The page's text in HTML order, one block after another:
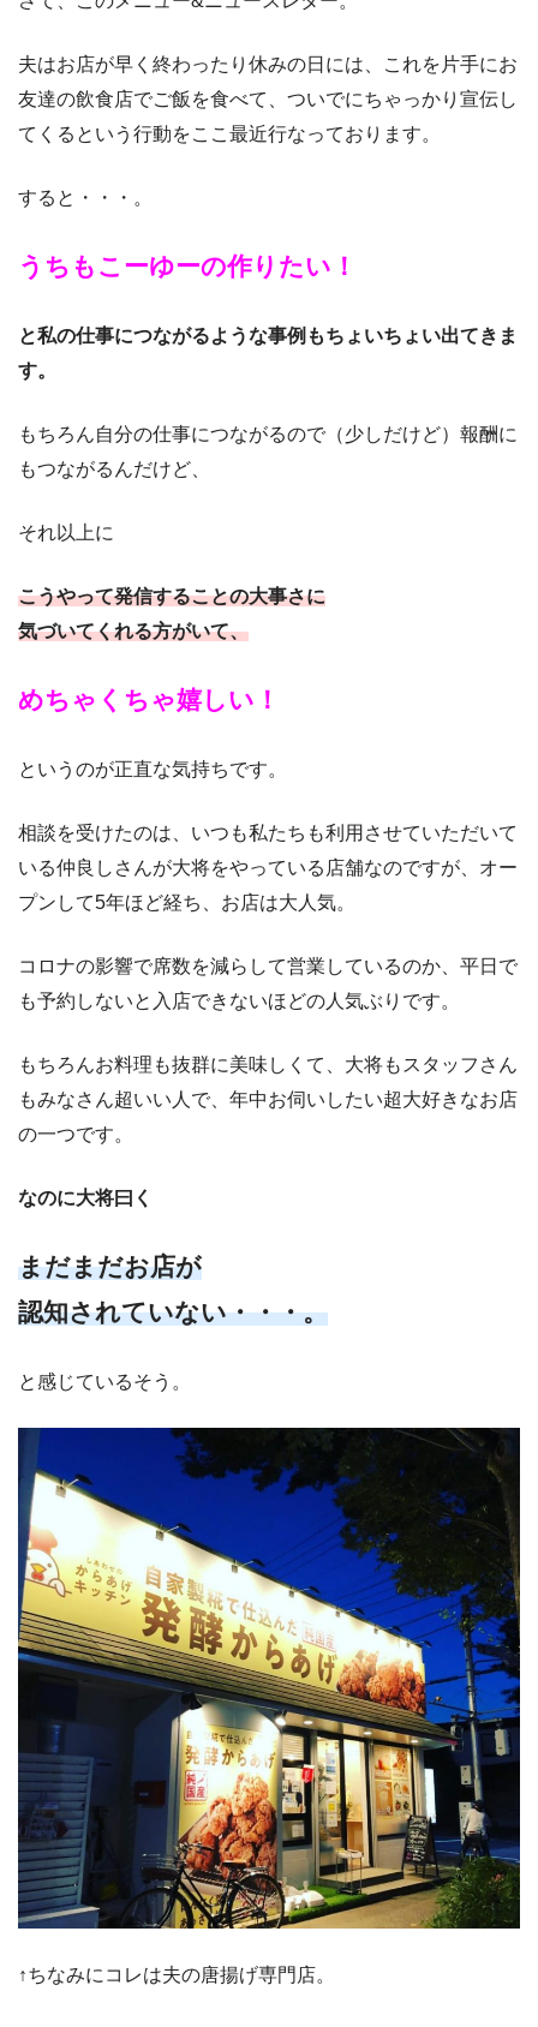
夫はお店が早く終わったり休みの日には、これを片手にお
友達の飲食店でご飯を食べて、ついでにちゃっかり宣伝し
てくるという行動をここ最近行なっております。
すると・・・。
うちもこーゆーの作りたい！
と私の仕事につながるような事例もちょいちょい出てきま
す。
もちろん自分の仕事につながるので（少しだけど）報酬に
もつながるんだけど、
それ以上に
こうやって発信することの大事さに
気づいてくれる方がいて、
めちゃくちゃ嬉しい！
というのが正直な気持ちです。
相談を受けたのは、いつも私たちも利用させていただいて
いる仲良しさんが大将をやっている店舗なのですが、オー
プンして5年ほど経ち、お店は大人気。
コロナの影響で席数を減らして営業しているのか、平日で
も予約しないと入店できないほどの人気ぶりです。
もちろんお料理も抜群に美味しくて、大将もスタッフさん
もみなさん超いい人で、年中お伺いしたい超大好きなお店
の一つです。
なのに大将曰く
まだまだお店が
認知されていない・・・。
と感じているそう。
↑ちなみにコレは夫の唐揚げ専門店。